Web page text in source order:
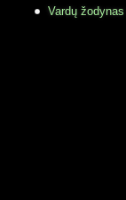
Vardų